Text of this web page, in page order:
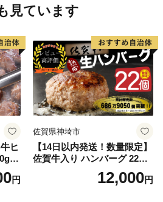
見ています
ヒ
円
佐賀県神埼市
【14日以内発送！数量限定】
佐賀牛入り ハンバーグ 22個
2.6kg(120g×22個)【佐賀牛
黒毛和牛 ブランド牛 九州 ハ
12,000円